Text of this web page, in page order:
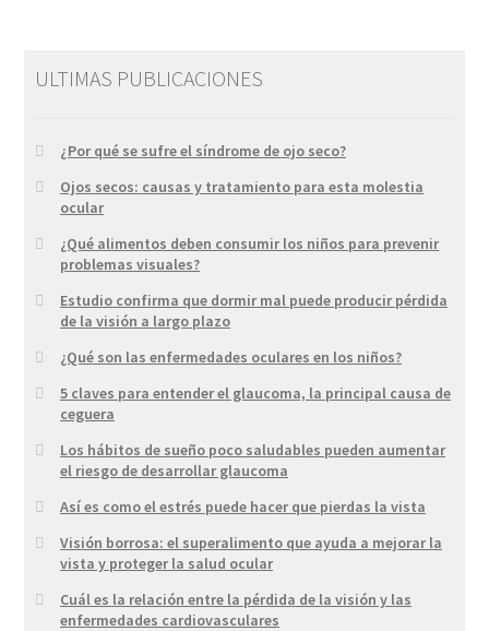
ULTIMAS PUBLICACIONES
¿Por qué se sufre el síndrome de ojo seco?
Ojos secos: causas y tratamiento para esta molestia
ocular
¿Qué alimentos deben consumir los niños para prevenir
problemas visuales?
Estudio confirma que dormir mal puede producir pérdida
de la visión a largo plazo
¿Qué son las enfermedades oculares en los niños?
5 claves para entender el glaucoma, la principal causa de
ceguera
Los hábitos de sueño poco saludables pueden aumentar
el riesgo de desarrollar glaucoma
Así es como el estrés puede hacer que pierdas la vista
Visión borrosa: el superalimento que ayuda a mejorar la
vista y proteger la salud ocular
Cuál es la relación entre la pérdida de la visión y las
enfermedades cardiovasculares